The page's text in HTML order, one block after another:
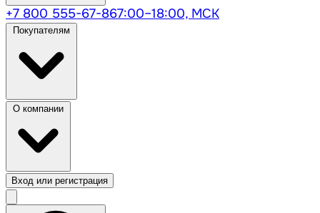
+7 800 555-67-867:00–18:00, МСК
Вход или регистрация